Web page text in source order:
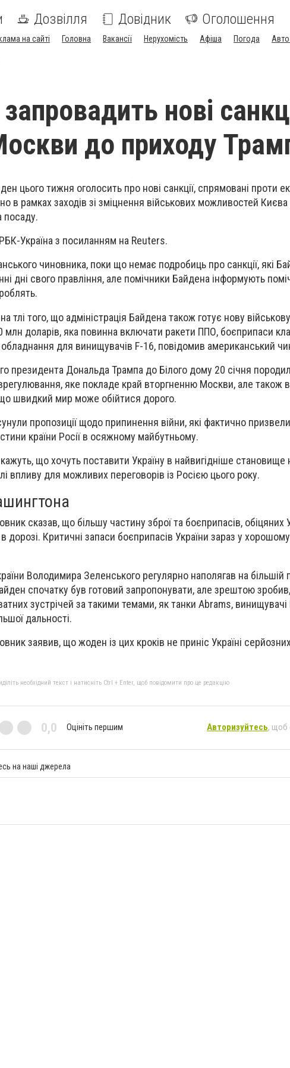
Дозвілля Довідник Оголошення
на сайті Головна Вакансії Нерухомість Афіша Погода
нові
до приходу
цього тижня оголосить про нові санкції, спрямовані проти
в рамках заходів зі зміцнення військових можливостей
посаду.
Україна з посиланням на Reuters.
чиновника, поки що немає подробиць про санкції, які
дні свого правління, але помічники Байдена інформують
тлі того, що адміністрація Байдена також готує нову
млн доларів, яка повинна включати ракети ППО, боєприпаси
для винищувачів F-16, повідомив американський
президента Дональда Трампа до Білого дому 20 січня
яке покладе край вторгненню Москви, але також
швидкий мир може обійтися дорого.
пропозиції щодо припинення війни, які фактично
країни Росії в осяжному майбутньому.
що хочуть поставити Україну в найвигідніше становище
впливу для можливих переговорів із Росією цього року.
сказав, що більшу частину зброї та боєприпасів, обіцяних
дорозі. Критичні запаси боєприпасів України зараз у
Володимира Зеленського регулярно наполягав на більшій
спочатку був готовий запропонувати, але зрештою
зустрічей за такими темами, як танки Abrams, винищувачі
дальності.
заявив, що жоден із цих кроків не приніс Україні
необхідний текст і натисніть Ctrl + Enter, щоб повідомити про це редакцію
0,0 Оцініть першим Авторизуйтесь, щоб
на наші джерела